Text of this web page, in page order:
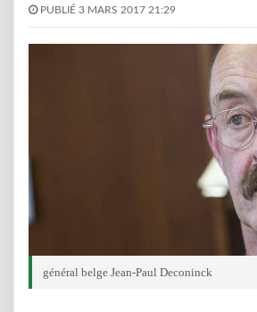
PUBLIÉ 3 MARS 2017 21:29
général belge Jean-Paul Deconinck